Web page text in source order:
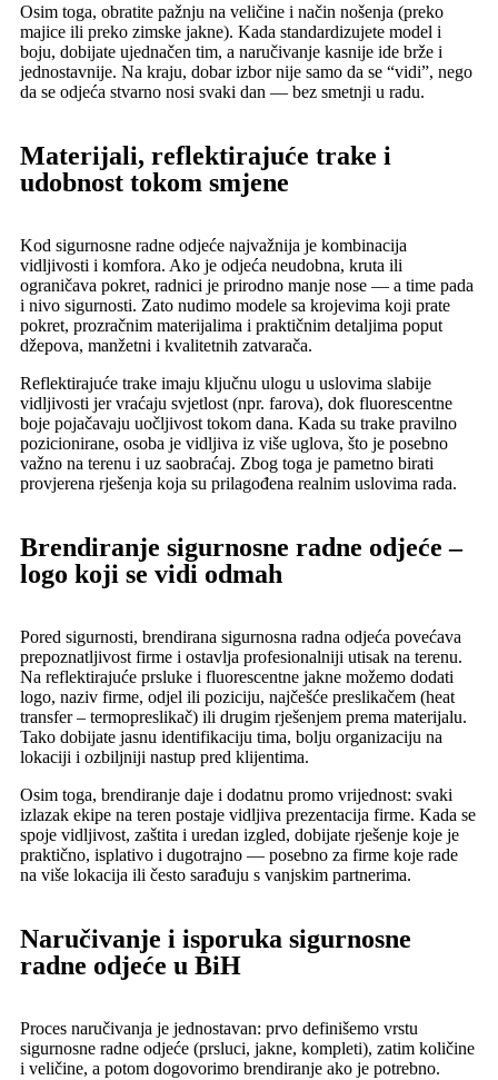
Osim toga, obratite pažnju na veličine i način nošenja (preko
majice ili preko zimske jakne). Kada standardizujete model i
boju, dobijate ujednačen tim, a naručivanje kasnije ide brže i
jednostavnije. Na kraju, dobar izbor nije samo da se “vidi”, nego
da se odjeća stvarno nosi svaki dan — bez smetnji u radu.
Materijali, reflektirajuće trake i
udobnost tokom smjene
Kod sigurnosne radne odjeće najvažnija je kombinacija
vidljivosti i komfora. Ako je odjeća neudobna, kruta ili
ograničava pokret, radnici je prirodno manje nose — a time pada
i nivo sigurnosti. Zato nudimo modele sa krojevima koji prate
pokret, prozračnim materijalima i praktičnim detaljima poput
džepova, manžetni i kvalitetnih zatvarača.
Reflektirajuće trake imaju ključnu ulogu u uslovima slabije
vidljivosti jer vraćaju svjetlost (npr. farova), dok fluorescentne
boje pojačavaju uočljivost tokom dana. Kada su trake pravilno
pozicionirane, osoba je vidljiva iz više uglova, što je posebno
važno na terenu i uz saobraćaj. Zbog toga je pametno birati
provjerena rješenja koja su prilagođena realnim uslovima rada.
Brendiranje sigurnosne radne odjeće –
logo koji se vidi odmah
Pored sigurnosti, brendirana sigurnosna radna odjeća povećava
prepoznatljivost firme i ostavlja profesionalniji utisak na terenu.
Na reflektirajuće prsluke i fluorescentne jakne možemo dodati
logo, naziv firme, odjel ili poziciju, najčešće preslikačem (heat
transfer – termopreslikač) ili drugim rješenjem prema materijalu.
Tako dobijate jasnu identifikaciju tima, bolju organizaciju na
lokaciji i ozbiljniji nastup pred klijentima.
Osim toga, brendiranje daje i dodatnu promo vrijednost: svaki
izlazak ekipe na teren postaje vidljiva prezentacija firme. Kada se
spoje vidljivost, zaštita i uredan izgled, dobijate rješenje koje je
praktično, isplativo i dugotrajno — posebno za firme koje rade
na više lokacija ili često sarađuju s vanjskim partnerima.
Naručivanje i isporuka sigurnosne
radne odjeće u BiH
Proces naručivanja je jednostavan: prvo definišemo vrstu
sigurnosne radne odjeće (prsluci, jakne, kompleti), zatim količine
i veličine, a potom dogovorimo brendiranje ako je potrebno.